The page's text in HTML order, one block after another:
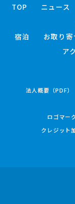
TOP ニュース
宿泊
お取り
ア
法人概要（PDF）
ロゴマー
クレジット